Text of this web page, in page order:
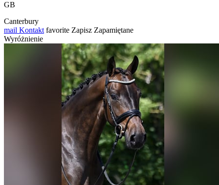
GB
Canterbury
mail Kontakt favorite Zapisz Zapamiętane
Wyróżnienie